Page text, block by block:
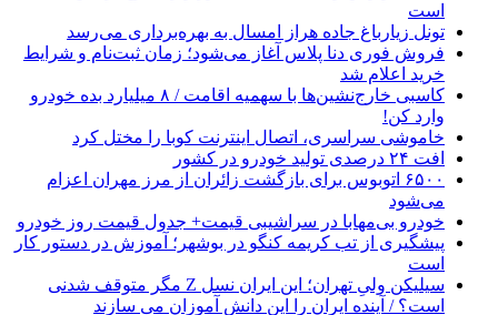
است
تونل زیارباغ جاده هراز امسال به بهره‌برداری می‌رسد
فروش فوری دنا پلاس آغاز می‌شود؛ زمان ثبت‌نام و شرایط
خرید اعلام شد
کاسبی خارج‌نشین‌ها با سهمیه اقامت / ۸ میلیارد بده خودرو
وارد کن!
خاموشی سراسری، اتصال اینترنت کوبا را مختل کرد
افت ۲۴ درصدی تولید خودرو در کشور
۶۵۰۰ اتوبوس برای بازگشت زائران از مرز مهران اعزام
می‌شود
خودرو بی‌مهابا در سراشیبی قیمت+ جدول قیمت روز خودرو
پیشگیری از تب کریمه کنگو در بوشهر؛ آموزش در دستور کار
است
سیلیکن ولیِ تهران؛ این ایران نسل Z مگر متوقف شدنی
است؟ / آینده ایران را این دانش آموزان می سازند